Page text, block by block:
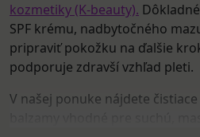
kozmetiky (K-beauty).
SPF krému, nadbytočného
pripraviť pokožku na ďalšie
podporuje zdravší vzhľad pleti.
V našej ponuke nájdete